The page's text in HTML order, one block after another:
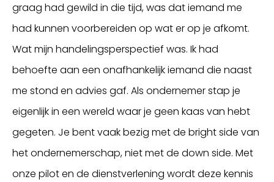
graag had gewild in die tijd, was dat iemand me
had kunnen voorbereiden op wat er op je afkomt.
Wat mijn handelingsperspectief was. Ik had
behoefte aan een onafhankelijk iemand die naast
me stond en advies gaf. Als ondernemer stap je
eigenlijk in een wereld waar je geen kaas van hebt
gegeten. Je bent vaak bezig met de bright side van
het ondernemerschap, niet met de down side. Met
onze pilot en de dienstverlening wordt deze kennis